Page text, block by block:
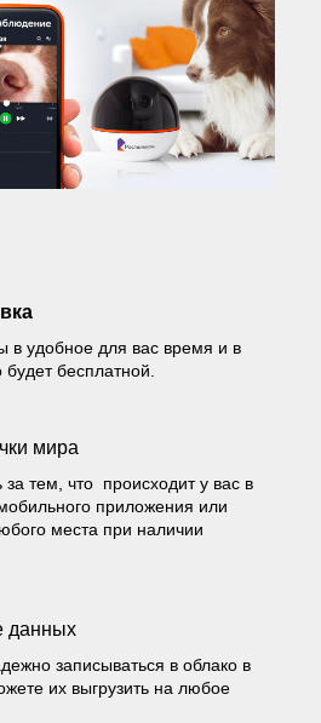
в удобное для вас время и в
бесплатной.
мира
тем, что происходит у вас в
приложения или
места при наличии
данных
записываться в облако в
их выгрузить на любое